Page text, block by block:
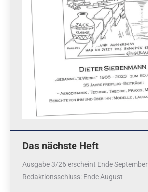
Das nächste Heft
Ausgabe 3/26 erscheint Ende September
Redaktionsschluss: Ende August